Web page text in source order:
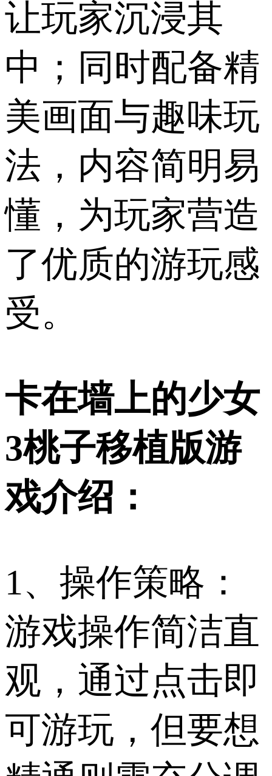
让玩家沉浸其
中；同时配备精
美画面与趣味玩
法，内容简明易
懂，为玩家营造
了优质的游玩感
受。
卡在墙上的少女
3桃子移植版游
戏介绍：
1、操作策略：
游戏操作简洁直
观，通过点击即
可游玩，但要想